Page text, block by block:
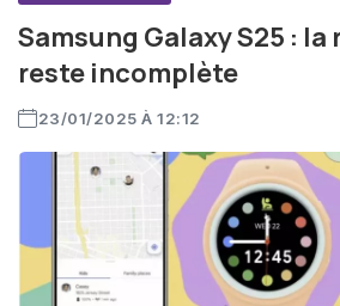
Samsung Galaxy S25 : la
reste incomplète
23/01/2025 À 12:12